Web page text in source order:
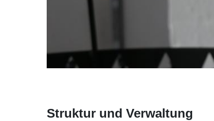
Struktur und Verwaltung